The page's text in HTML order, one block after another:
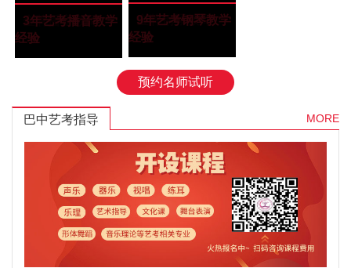
向雪
向雪
“毕业于四川师范
大学”
金牌播音教师
3年艺考播音教学
经验
胡月
胡月
“毕业于四川音乐
学院”
金牌钢琴教师
9年艺考钢琴教学
经验
预约名师试听
巴中艺考指导 MORE